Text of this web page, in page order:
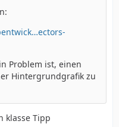
Problem ist, einen
Hintergrundgrafik zu
klasse Tipp